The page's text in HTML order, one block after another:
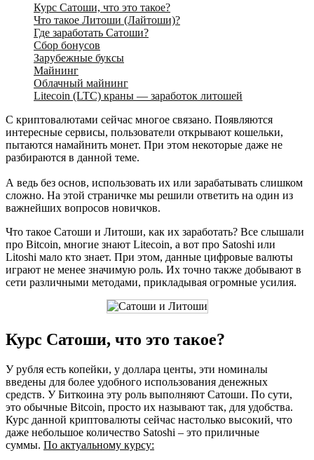
Курс Сатоши, что это такое?
Что такое Литоши (Лайтоши)?
Где заработать Сатоши?
Сбор бонусов
Зарубежные буксы
Майнинг
Облачный майнинг
Litecoin (LTC) краны — заработок литошей
С криптовалютами сейчас многое связано. Появляются
интересные сервисы, пользователи открывают кошельки,
пытаются намайнить монет. При этом некоторые даже не
разбираются в данной теме.
А ведь без основ, использовать их или зарабатывать слишком
сложно. На этой страничке мы решили ответить на один из
важнейших вопросов новичков.
Что такое Сатоши и Литоши, как их заработать? Все слышали
про Bitcoin, многие знают Litecoin, а вот про Satoshi или
Litoshi мало кто знает. При этом, данные цифровые валюты
играют не менее значимую роль. Их точно также добывают в
сети различными методами, прикладывая огромные усилия.
Курс Сатоши, что это такое?
У рубля есть копейки, у доллара центы, эти номиналы
введены для более удобного использования денежных
средств. У Биткоина эту роль выполняют Сатоши. По сути,
это обычные Bitcoin, просто их называют так, для удобства.
Курс данной криптовалюты сейчас настолько высокий, что
даже небольшое количество Satoshi – это приличные
суммы. По актуальному курсу: